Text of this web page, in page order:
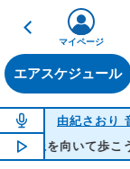
戻る
エアスケジュール
マイページ
NOW ON AIR
由紀さおり
NOW
上を向いて歩こう